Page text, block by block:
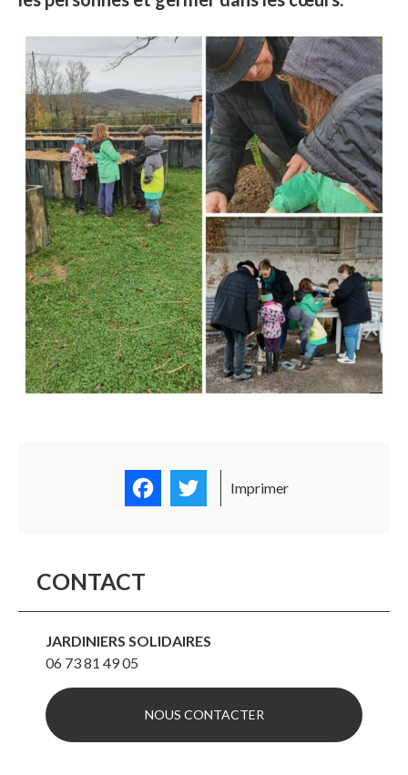
FacebookTwitter
Imprimer
CONTACT
JARDINIERS SOLIDAIRES
06 73 81 49 05
NOUS CONTACTER